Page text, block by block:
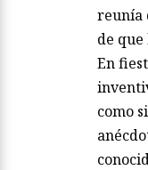
reunía
de
En
como